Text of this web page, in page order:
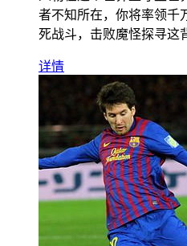
者不知所在，你将率领千
死战斗，击败魔怪探寻这
详情